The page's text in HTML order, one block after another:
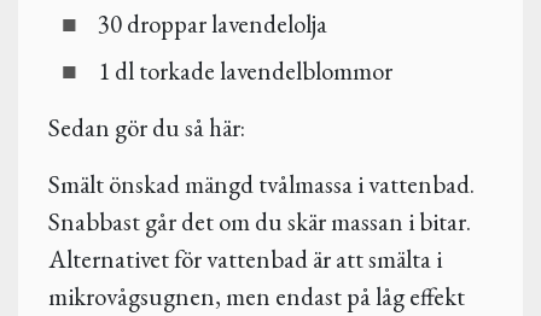
30 droppar lavendelolja
1 dl torkade lavendelblommor
Sedan gör du så här:
Smält önskad mängd tvålmassa i vattenbad.
Snabbast går det om du skär massan i bitar.
Alternativet för vattenbad är att smälta i
mikrovågsugnen, men endast på låg effekt